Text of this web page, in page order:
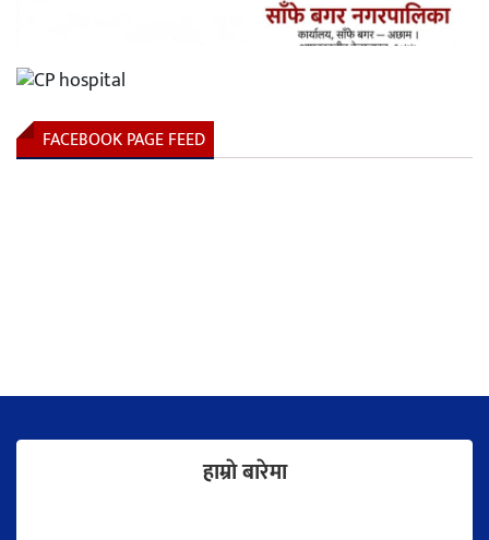
FACEBOOK PAGE FEED
हाम्राे बारेमा